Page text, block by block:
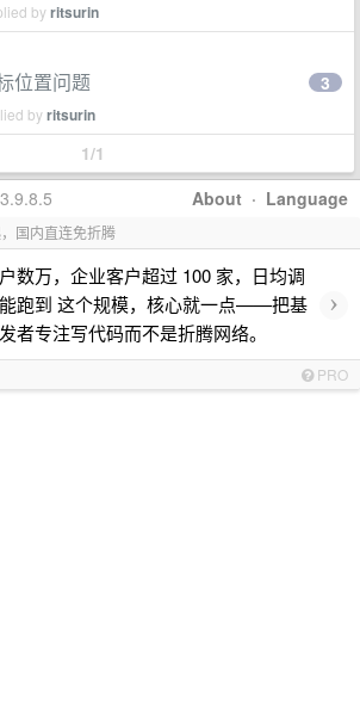
byritsurin
位置问题
byritsurin
3
1/1
About · Language
国内直连免折腾
数万，企业客户超过 100 家，日均调
跑到 这个规模，核心就一点——把基
者专注写代码而不是折腾网络。
›
PRO